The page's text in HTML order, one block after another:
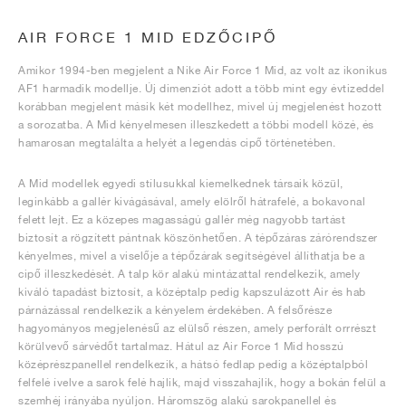
AIR FORCE 1 MID EDZŐCIPŐ
Amikor 1994-ben megjelent a Nike Air Force 1 Mid, az volt az ikonikus
AF1 harmadik modellje. Új dimenziót adott a több mint egy évtizeddel
korábban megjelent másik két modellhez, mivel új megjelenést hozott
a sorozatba. A Mid kényelmesen illeszkedett a többi modell közé, és
hamarosan megtalálta a helyét a legendás cipő történetében.
A Mid modellek egyedi stílusukkal kiemelkednek társaik közül,
leginkább a gallér kivágásával, amely elölről hátrafelé, a bokavonal
felett lejt. Ez a közepes magasságú gallér még nagyobb tartást
biztosít a rögzített pántnak köszönhetően. A tépőzáras zárórendszer
kényelmes, mivel a viselője a tépőzárak segítségével állíthatja be a
cipő illeszkedését. A talp kör alakú mintázattal rendelkezik, amely
kiváló tapadást biztosít, a középtalp pedig kapszulázott Air és hab
párnázással rendelkezik a kényelem érdekében. A felsőrésze
hagyományos megjelenésű az elülső részen, amely perforált orrrészt
körülvevő sárvédőt tartalmaz. Hátul az Air Force 1 Mid hosszú
középrészpanellel rendelkezik, a hátsó fedlap pedig a középtalpból
felfelé ívelve a sarok felé hajlik, majd visszahajlik, hogy a bokán felül a
szemhéj irányába nyúljon. Háromszög alakú sarokpanellel és